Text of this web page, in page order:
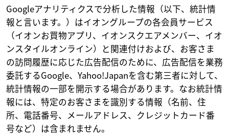
Googleアナリティクスで分析した情報（以下、統計情
報と言います。）はイオングループの各会員サービス
（イオンお買物アプリ、イオンスクエアメンバー、イオ
ンスタイルオンライン）と関連付けおよび、お客さま
の訪問履歴に応じた広告配信のために、広告配信を業務
委託するGoogle、Yahoo!Japanを含む第三者に対して、
統計情報の一部を開示する場合があります。なお統計情
報には、特定のお客さまを識別する情報（名前、住
所、電話番号、メールアドレス、クレジットカード番
号など）は含まれません。